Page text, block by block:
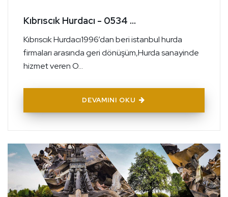
Kıbrıscık Hurdacı - 0534 ...
Kıbrıscık Hurdacı1996’dan beri istanbul hurda
firmaları arasında geri dönüşüm,Hurda sanayinde
hizmet veren O...
DEVAMINI OKU